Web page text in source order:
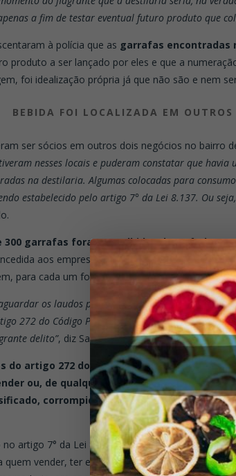
a fim de testar eventual futuro produto que
à polícia que as garrafas encontradas
produto a ser lançado por eles e que a
foi idealização própria já que não são e nem
BEBIDA FOI LOCALIZADA EM OUTROS
ser sócios em outros dois negócios no bairro
nesses locais e puderam constatar que
na destilaria. Algumas colocadas para
estabelecido pelo artigo 7° da Lei 8.137. Ou
300 garrafas foram recolhidas dos três bares
aos empresários a emissão de habeas
para cada um foi estipulada uma fiança de R$
os laudos periciais antes de
272 do Código Penal, que prevê o dobro da
delito”, diz Santos.
do artigo 272 do Código Penal quem
ou, de qualquer forma, distribui ou
corrompido ou adulterado. A pena
no artigo 7° da Lei 8.137, crime contra as
quem vender, ter em depósito para vender ou